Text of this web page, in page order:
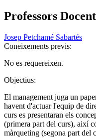
Professors
Josep Petchamé Sabartés
Coneixements previs:
No es requereixen.
Objectius:
El management juga un
havent d'actuar l'equip de
curs es presentaran els
(primera part del curs), així
màrqueting (segona part del